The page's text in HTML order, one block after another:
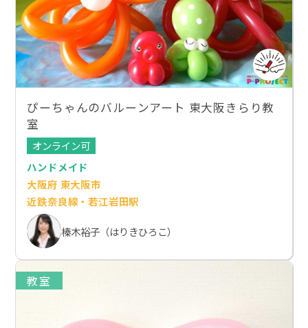
ぴーちゃんのバルーンアート 東大阪きらり教
室
オンライン可
ハンドメイド
大阪府 東大阪市
近鉄奈良線・若江岩田駅
榛木裕子（はりきひろこ）
教室